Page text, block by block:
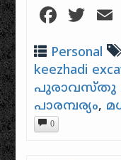
Personal
keezhadi
പുരാവസ്തു
പാരമ്പര്യം,
0